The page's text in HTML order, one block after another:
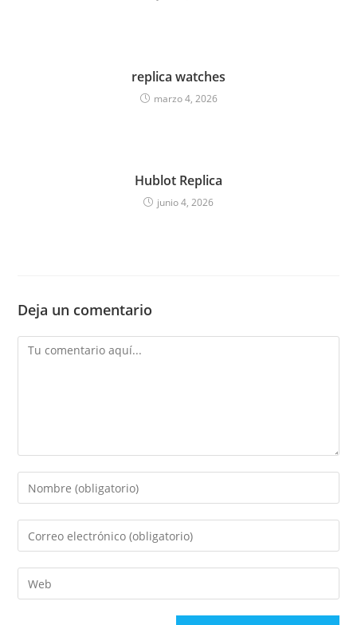
replica watches
marzo 4, 2026
Hublot Replica
junio 4, 2026
Deja un comentario